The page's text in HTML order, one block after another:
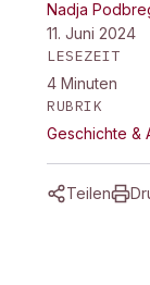
Nadja
11. Juni 2024
LESEZEIT
4 Minuten
RUBRIK
Geschichte &
Teilen